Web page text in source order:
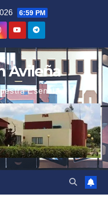
6:59 PM
Avileña
Esencia